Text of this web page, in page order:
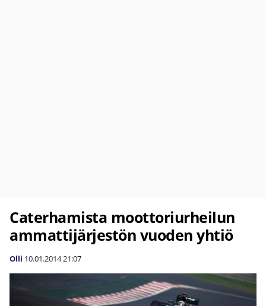
Caterhamista moottoriurheilun
ammattijärjestön vuoden yhtiö
Olli 10.01.201421:07